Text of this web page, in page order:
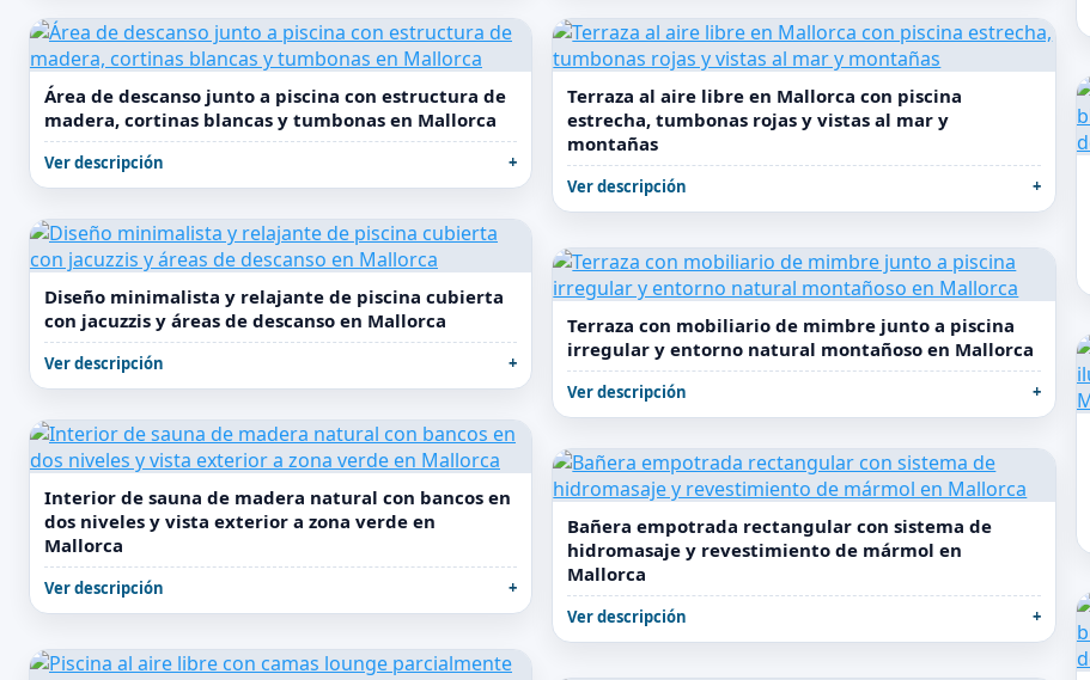
Área de descanso junto a piscina con estructura de
madera, cortinas blancas y tumbonas en Mallorca
Ver descripción
Terraza al aire libre en Mallorca con piscina
estrecha, tumbonas rojas y vistas al mar y
montañas
Ver descripción
Diseño minimalista y relajante de piscina cubierta
con jacuzzis y áreas de descanso en Mallorca
Ver descripción
Terraza con mobiliario de mimbre junto a piscina
irregular y entorno natural montañoso en Mallorca
Ver descripción
Interior de sauna de madera natural con bancos en
dos niveles y vista exterior a zona verde en
Mallorca
Ver descripción
Bañera empotrada rectangular con sistema de
hidromasaje y revestimiento de mármol en
Mallorca
Ver descripción